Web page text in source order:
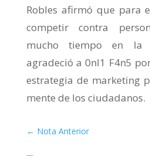
Robles afirmó que para
competir contra
mucho tiempo en la
agradeció a 0nl1 F4n5
estrategia de marketing
mente de los ciudadanos.
← Nota Anterior